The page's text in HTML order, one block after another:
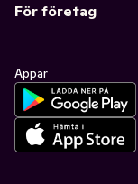
För företag
Appar